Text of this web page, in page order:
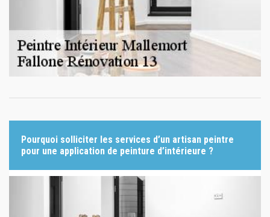
Pourquoi solliciter les services d’un artisan peintre
pour une application de peinture d’intérieure ?